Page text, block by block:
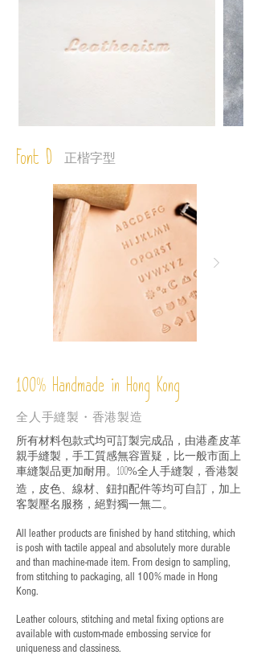
Font D 正楷字型
100% Handmade in Hong Kong
全人手縫製・香港製造
所有材料包款式均可訂製完成品，由港產皮革
親手縫製，手工質感無容置疑，比一般市面上
車縫製品更加耐用。 100%全人手縫製，香港製
造，皮色、線材、鈕扣配件等均可自訂，加上
客製壓名服務，絕對獨一無二。
All leather products are finished by hand stitching, which
is posh with tactile appeal and absolutely more durable
and than machine-made item. From design to sampling,
from stitching to packaging, all 100% made in Hong
Kong.
Leather colours, stitching and metal fixing options are
available with custom-made embossing service for
uniqueness and classiness.